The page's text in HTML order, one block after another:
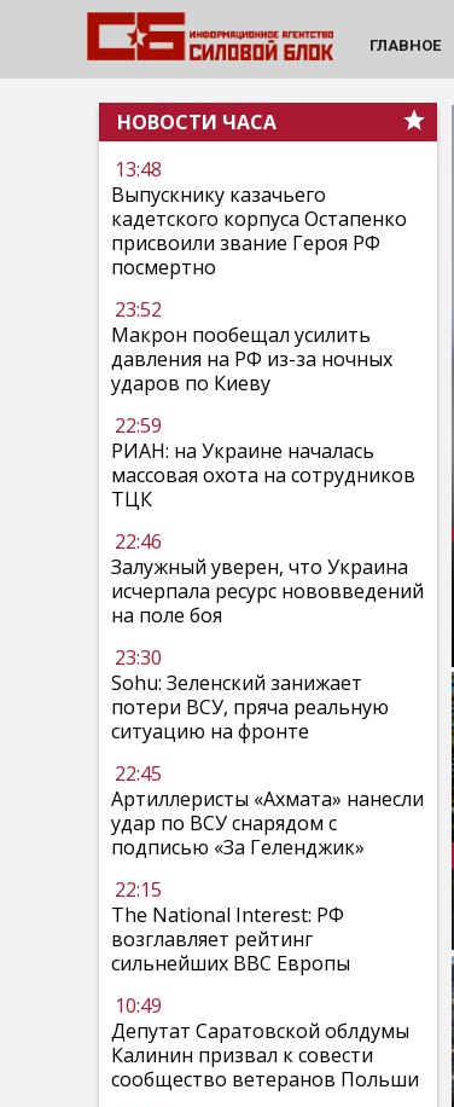
ГЛАВНОЕ
НОВОСТИ ЧАСА
13:48
Выпускнику казачьего
кадетского корпуса Остапенко
присвоили звание Героя РФ
посмертно
23:52
Макрон пообещал усилить
давления на РФ из-за ночных
ударов по Киеву
22:59
РИАН: на Украине началась
массовая охота на сотрудников
ТЦК
22:46
Залужный уверен, что Украина
исчерпала ресурс нововведений
на поле боя
23:30
Sohu: Зеленский занижает
потери ВСУ, пряча реальную
ситуацию на фронте
22:45
Артиллеристы «Ахмата» нанесли
удар по ВСУ снарядом с
подписью «За Геленджик»
22:15
The National Interest: РФ
возглавляет рейтинг
сильнейших ВВС Европы
10:49
Депутат Саратовской облдумы
Калинин призвал к совести
сообщество ветеранов Польши